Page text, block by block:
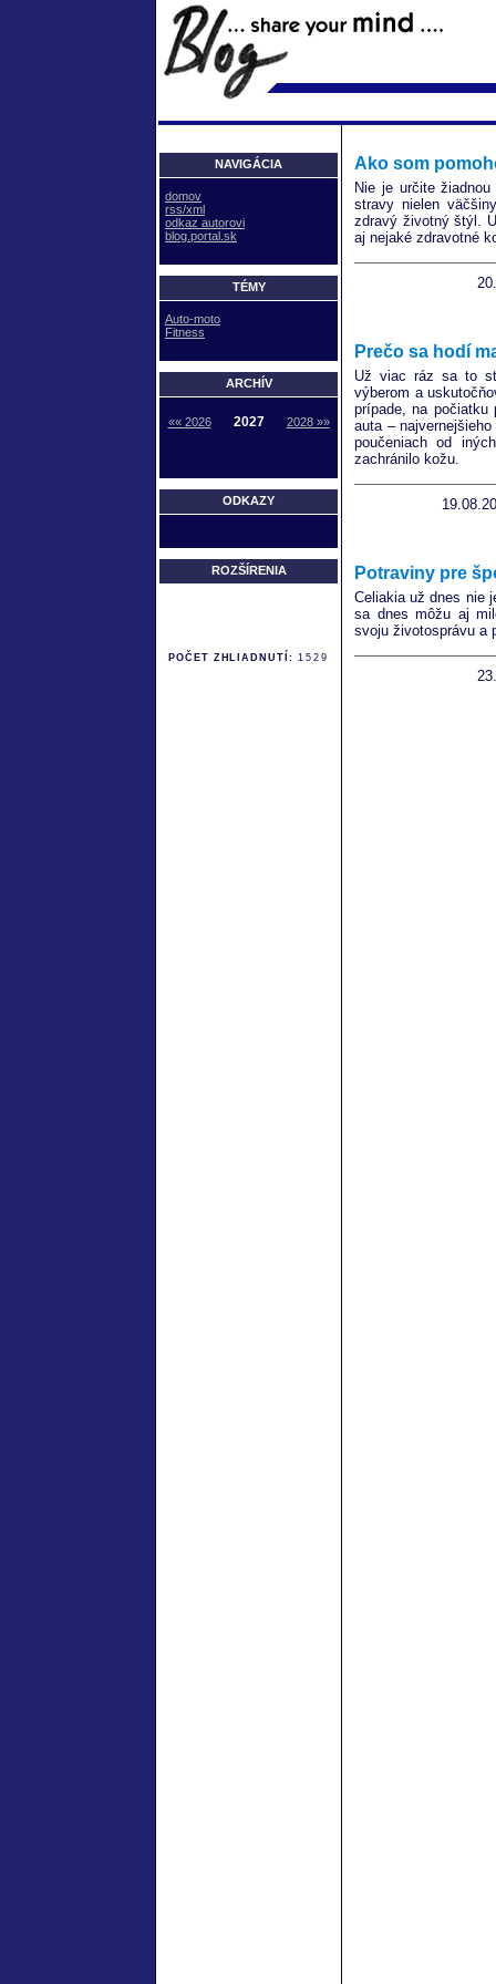
Ako som
Nie je určite
stravy nielen
zdravý životný štýl.
aj nejaké zdravotné
Prečo sa hodí
Už viac ráz sa to
výberom a
prípade, na počiatku
auta –
poučeniach od
zachránilo kožu.
Potraviny pre
Celiakia už dnes nie
sa dnes môžu aj
svoju životosprávu a
NAVIGÁCIA
domov
rss/xml
odkaz autorovi
blog.portal.sk
TÉMY
Auto-moto
Fitness
ARCHÍV
«« 2026 2027 2028 »»
ODKAZY
ROZŠÍRENIA
POČET ZHLIADNUTÍ: 1529